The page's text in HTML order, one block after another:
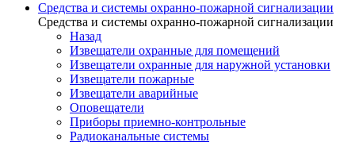
Средства и системы охранно-пожарной сигнализации
Средства и системы охранно-пожарной сигнализации
Назад
Извещатели охранные для помещений
Извещатели охранные для наружной установки
Извещатели пожарные
Извещатели аварийные
Оповещатели
Приборы приемно-контрольные
Радиоканальные системы